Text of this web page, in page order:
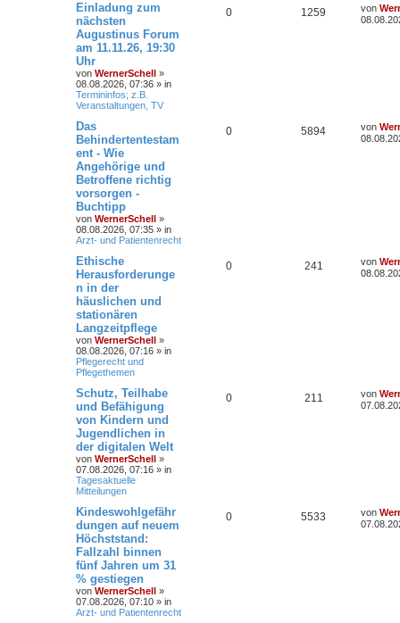
Einladung zum
nächsten
Augustinus Forum
am 11.11.26, 19:30
Uhr
von WernerSchell »
08.08.2026, 07:36 » in
Termininfos; z.B.
Veranstaltungen, TV
0 1259 von
Das
Behindertentestam
ent - Wie
Angehörige und
Betroffene richtig
vorsorgen -
Buchtipp
von WernerSchell »
08.08.2026, 07:35 » in
Arzt- und Patientenrecht
0 5894 von
Ethische
Herausforderunge
n in der
häuslichen und
stationären
Langzeitpflege
von WernerSchell »
08.08.2026, 07:16 » in
Pflegerecht und
Pflegethemen
0 241 von
Schutz, Teilhabe
und Befähigung
von Kindern und
Jugendlichen in
der digitalen Welt
von WernerSchell »
07.08.2026, 07:16 » in
Tagesaktuelle
Mitteilungen
0 211 von
Kindeswohlgefähr
dungen auf neuem
Höchststand:
Fallzahl binnen
fünf Jahren um 31
% gestiegen
von WernerSchell »
07.08.2026, 07:10 » in
Arzt- und Patientenrecht
0 5533 von